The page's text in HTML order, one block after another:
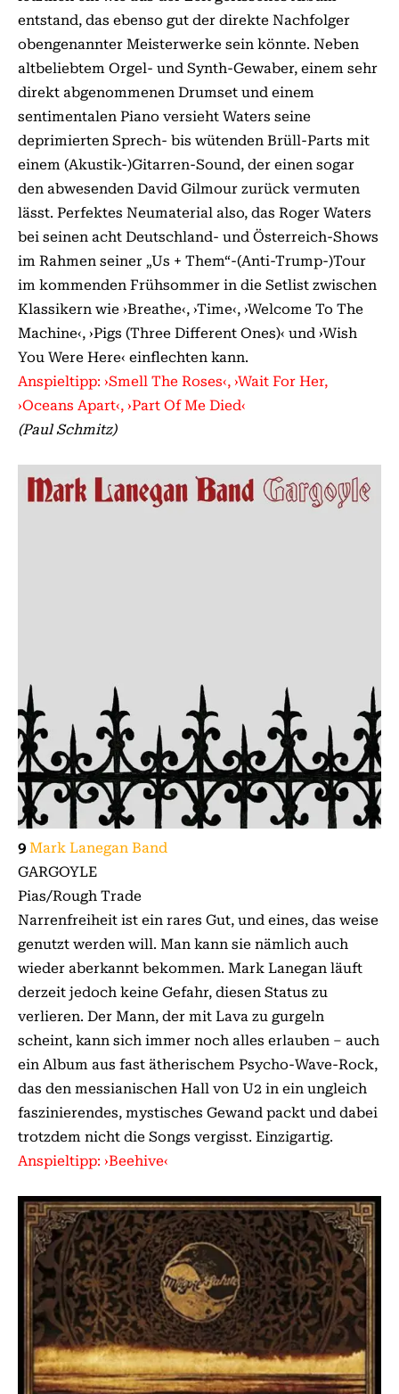
entstand, das ebenso gut der direkte Nachfolger
obengenannter Meisterwerke sein könnte. Neben
altbeliebtem Orgel- und Synth-Gewaber, einem sehr
direkt abgenommenen Drumset und einem
sentimentalen Piano versieht Waters seine
deprimierten Sprech- bis wütenden Brüll-Parts mit
einem (Akustik-)Gitarren-Sound, der einen sogar
den abwesenden David Gilmour zurück vermuten
lässt. Perfektes Neumaterial also, das Roger Waters
bei seinen acht Deutschland- und Österreich-Shows
im Rahmen seiner „Us + Them“-(Anti-Trump-)Tour
im kommenden Frühsommer in die Setlist zwischen
Klassikern wie ›Breathe‹, ›Time‹, ›Welcome To The
Machine‹, ›Pigs (Three Different Ones)‹ und ›Wish
You Were Here‹ einflechten kann.
Anspieltipp: ›Smell The Roses‹, ›Wait For Her,
­›Oceans Apart‹, ›Part Of Me Died‹
(Paul Schmitz)
9 Mark Lanegan Band
GARGOYLE
Pias/Rough Trade
Narrenfreiheit ist ein rares Gut, und eines, das weise
genutzt werden will. Man kann sie nämlich auch
wieder aberkannt bekommen. Mark Lanegan läuft
derzeit jedoch keine Gefahr, diesen Status zu
verlieren. Der Mann, der mit Lava zu gurgeln
scheint, kann sich immer noch alles erlauben – auch
ein Album aus fast ätherischem Psycho-Wave-Rock,
das den messianischen Hall von U2 in ein ungleich
faszinierendes, mystisches Gewand packt und dabei
trotzdem nicht die Songs vergisst. Einzigartig.
Anspieltipp: ›Beehive‹